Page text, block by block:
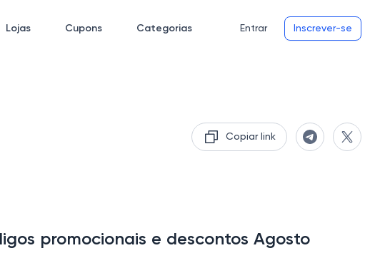
Lojas Cupons Categorias Entrar Inscrever-se
Copiar link
promocionais e descontos Agosto